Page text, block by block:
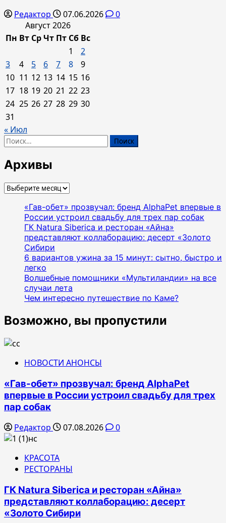
Редактор 07.06.2026
0
Август 2026
Пн Вт СрЧт Пт Сб Вс
1
2
3
4 5 6 7 8
9
10 11 12 13 14 15 16
17 18 19 20 21 22 23
24 25 26 27 28 29 30
31
« Июл
Найти:
Архивы
Архивы
«Гав-обет» прозвучал: бренд AlphaPet впервые в
России устроил свадьбу для трех пар собак
ГК Natura Siberica и ресторан «Айна»
представляют коллаборацию: десерт «Золото
Сибири
6 вариантов ужина за 15 минут: сытно, быстро и
легко
Волшебные помощники «Мультиландии» на все
случаи лета
Чем интересно путешествие по Каме?
Возможно, вы пропустили
НОВОСТИ АНОНСЫ
«Гав-обет» прозвучал: бренд AlphaPet
впервые в России устроил свадьбу для трех
пар собак
Редактор 07.08.2026 0
КРАСОТА
РЕСТОРАНЫ
ГК Natura Siberica и ресторан «Айна»
представляют коллаборацию: десерт
«Золото Сибири